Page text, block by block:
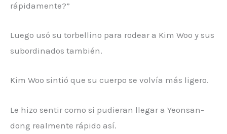
rápidamente?”
Luego usó su torbellino para rodear a Kim Woo y sus
subordinados también.
Kim Woo sintió que su cuerpo se volvía más ligero.
Le hizo sentir como si pudieran llegar a Yeonsan-
dong realmente rápido así.